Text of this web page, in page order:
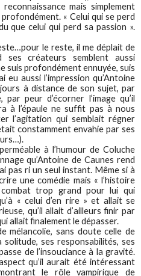
mais simplement
« Celui qui se perd
que celui qui perd sa passion ».
le reste, il me déplait de
créateurs semblent aussi
suis profondément ennuyée, suis
aussi l’impression qu’Antoine
à distance de son sujet, par
peur d’écorner l’image qu’il
à l’épaule ne suffit pas à nous
l’agitation qui semblait régner
constamment envahie par ses
à l’humour de Coluche
qu’Antoine de Caunes rend
pas ri un seul instant. Même si à
une comédie mais « l’histoire
trop grand pour lui qui
« celui d’en rire » et allait se
qu’il allait d’ailleurs finir par
allait finalement le dépasser.
mélancolie, sans doute celle de
ses responsabilités, ses
de l’insouciance à la gravité.
qu’il aurait été intéressant
le rôle vampirique de